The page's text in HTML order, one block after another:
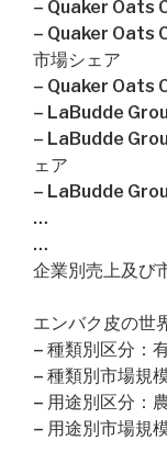
– Quaker Oats
– Quaker Oats
市場シェア
– Quaker Oats
– LaBudde
– LaBudde
ェア
– LaBudde
…
…
企業別売上及び
エンバク皮の世
– 種類別区分：
– 種類別市場規
– 用途別区分：
– 用途別市場規